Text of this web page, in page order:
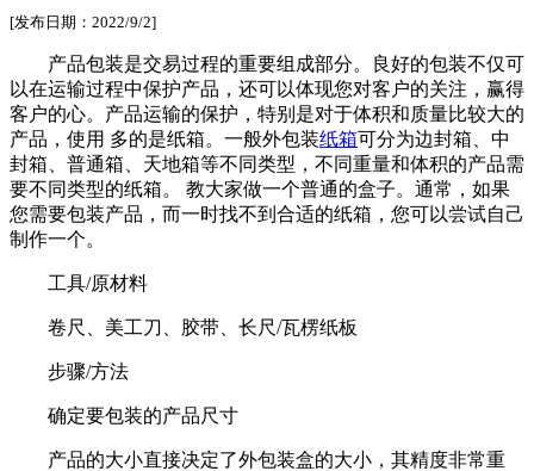
[发布日期：2022/9/2]
产品包装是交易过程的重要组成部分。良好的包装不仅可
以在运输过程中保护产品，还可以体现您对客户的关注，赢得
客户的心。产品运输的保护，特别是对于体积和质量比较大的
产品，使用 多的是纸箱。一般外包装纸箱可分为边封箱、中
封箱、普通箱、天地箱等不同类型，不同重量和体积的产品需
要不同类型的纸箱。 教大家做一个普通的盒子。通常，如果
您需要包装产品，而一时找不到合适的纸箱，您可以尝试自己
制作一个。
工具/原材料
卷尺、美工刀、胶带、长尺/瓦楞纸板
步骤/方法
确定要包装的产品尺寸
产品的大小直接决定了外包装盒的大小，其精度非常重